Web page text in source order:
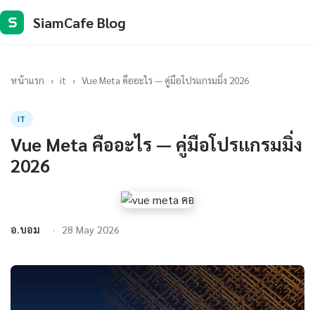
S SiamCafe Blog
หน้าแรก › it › Vue Meta คืออะไร — คู่มือโปรแกรมมิ่ง 2026
IT
Vue Meta คืออะไร — คู่มือโปรแกรมมิ่ง
2026
อ.บอม 28 May 2026